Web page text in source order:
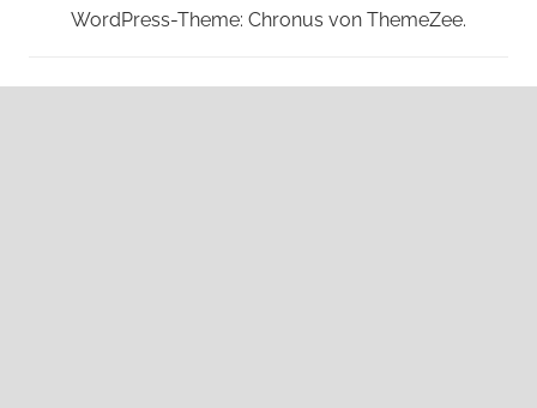
WordPress-Theme: Chronus von ThemeZee.